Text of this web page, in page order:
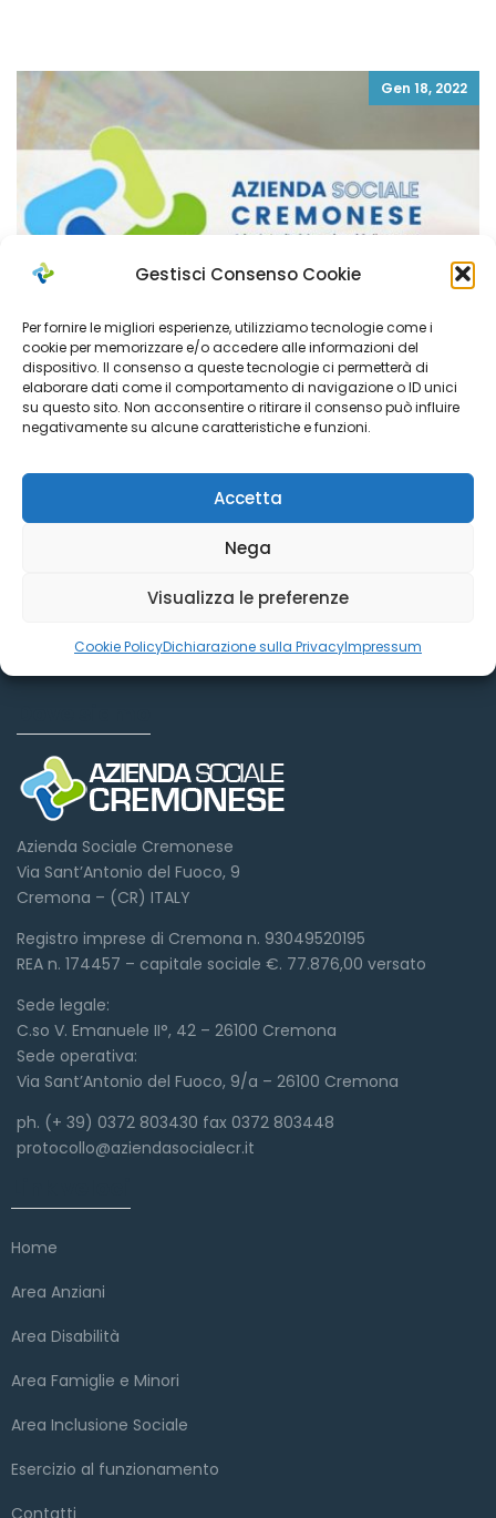
Gestisci Consenso Cookie
Per fornire le migliori esperienze, utilizziamo tecnologie come i
cookie per memorizzare e/o accedere alle informazioni del
dispositivo. Il consenso a queste tecnologie ci permetterà di
elaborare dati come il comportamento di navigazione o ID unici
su questo sito. Non acconsentire o ritirare il consenso può influire
negativamente su alcune caratteristiche e funzioni.
Accetta
Nega
Visualizza le preferenze
Cookie PolicyDichiarazione sulla PrivacyImpressum
Gen 18, 2022
Azienda Sociale Cremonese
Via Sant’Antonio del Fuoco, 9
Cremona – (CR) ITALY
Registro imprese di Cremona n. 93049520195
REA n. 174457 – capitale sociale €. 77.876,00 versato
Sede legale:
C.so V. Emanuele II°, 42 – 26100 Cremona
Sede operativa:
Via Sant’Antonio del Fuoco, 9/a – 26100 Cremona
ph. (+ 39) 0372 803430 fax 0372 803448
protocollo@aziendasocialecr.it
Home
Area Anziani
Area Disabilità
Area Famiglie e Minori
Area Inclusione Sociale
Esercizio al funzionamento
Contatti